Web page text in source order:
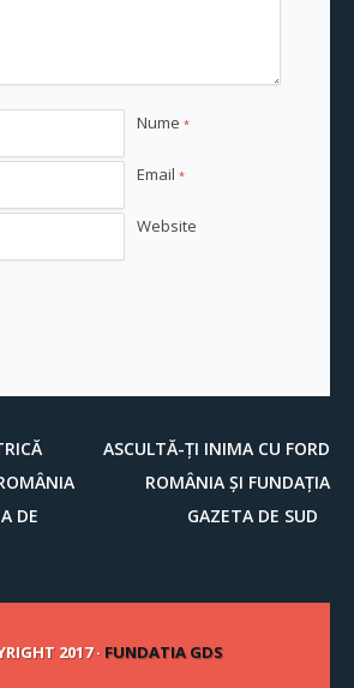
Nume *
Email *
Website
DE
ASCULTĂ-ȚI INIMA CU FORD
ROMÂNIA ȘI FUNDAȚIA
GAZETA DE SUD
2017 · FUNDATIA GDS